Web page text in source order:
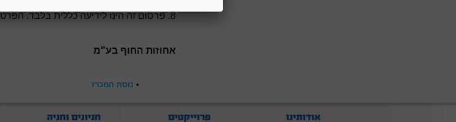
בתיבת המכרזים עד למועד האחרון
8. פרסום זה הינו לידיעה כללית בלבד. הפרטים המלאים והמחייבים הם אלו המופיעים במסמכי המכרז.
אחוזות החוף בע"מ
• נוסח המכרז